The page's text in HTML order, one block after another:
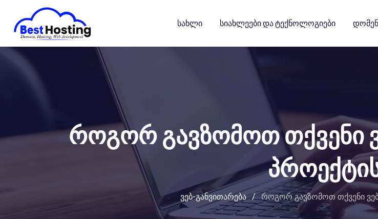
გადასვლა
კონტენტზე
Სახლი Სიახლეები Და Ტექნოლოგიები
როგორ გავზომოთ თქვენი
პროექტის
ვებ-განვითარება / როგორ გავზომოთ თქვენი